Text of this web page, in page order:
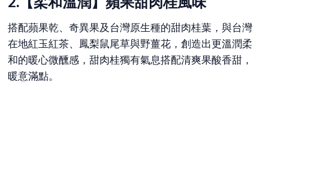
搭配蘋果乾、奇異果及台灣原生種的甜肉桂葉，與台灣
在地紅玉紅茶、鳳梨鼠尾草與野薑花，創造出更溫潤柔
和的暖心微醺感，甜肉桂獨有氣息搭配清爽果酸香甜，
暖意滿點。